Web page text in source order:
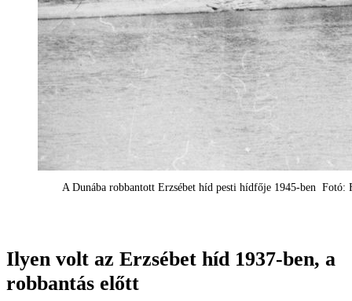
A Dunába robbantott Erzsébet híd pesti hídfője 1945-ben Fotó:
Ilyen volt az Erzsébet híd 1937-ben, a
robbantás előtt